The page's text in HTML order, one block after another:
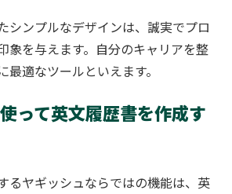
シンプルなデザインは、誠実でプロ
象を与えます。自分のキャリアを整
適なツールといえます。
って英文履歴書を作成す
るヤギッシュならではの機能は、英